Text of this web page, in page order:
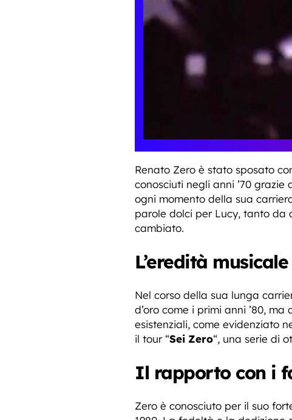
Renato Zero è stato sposato
conosciuti negli anni ’70
ogni momento della sua
parole dolci per Lucy, tanto da
cambiato.
L’eredità
Nel corso della sua lunga
d’oro come i primi anni ’80,
esistenziali, come evidenziato
il tour “Sei Zero“, una serie di
Il rapporto con i
Zero è conosciuto per il suo